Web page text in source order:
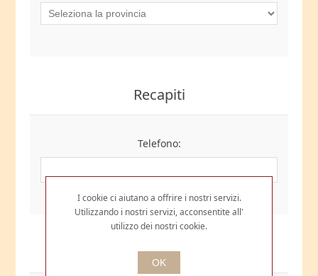
Recapiti
Telefono:
Opzioni
I cookie ci aiutano a offrire i nostri servizi.
Utilizzando i nostri servizi, acconsentite all'
utilizzo dei nostri cookie.
OK